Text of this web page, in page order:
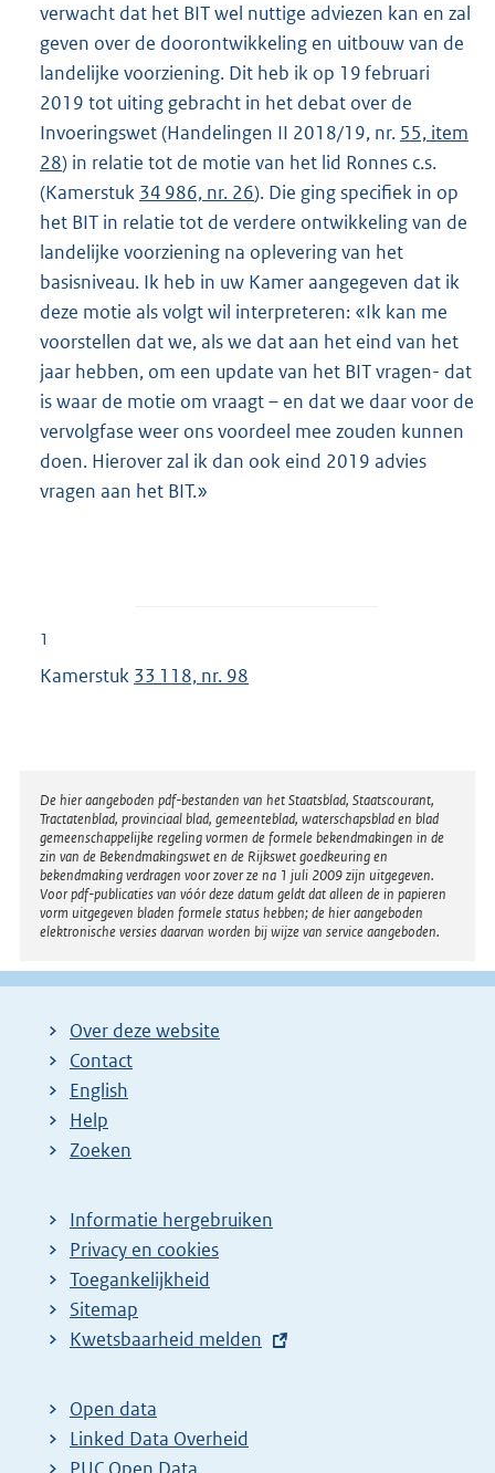
verwacht dat het BIT wel nuttige adviezen kan en zal
geven over de doorontwikkeling en uitbouw van de
landelijke voorziening. Dit heb ik op 19 februari
2019 tot uiting gebracht in het debat over de
Invoeringswet (Handelingen II 2018/19, nr. 55, item
28) in relatie tot de motie van het lid Ronnes c.s.
(Kamerstuk 34 986, nr. 26). Die ging specifiek in op
het BIT in relatie tot de verdere ontwikkeling van de
landelijke voorziening na oplevering van het
basisniveau. Ik heb in uw Kamer aangegeven dat ik
deze motie als volgt wil interpreteren: «Ik kan me
voorstellen dat we, als we dat aan het eind van het
jaar hebben, om een update van het BIT vragen- dat
is waar de motie om vraagt – en dat we daar voor de
vervolgfase weer ons voordeel mee zouden kunnen
doen. Hierover zal ik dan ook eind 2019 advies
vragen aan het BIT.»
1
Kamerstuk 33 118, nr. 98
Disclaimer
De hier aangeboden pdf-bestanden van het Staatsblad, Staatscourant,
Tractatenblad, provinciaal blad, gemeenteblad, waterschapsblad en blad
gemeenschappelijke regeling vormen de formele bekendmakingen in de
zin van de Bekendmakingswet en de Rijkswet goedkeuring en
bekendmaking verdragen voor zover ze na 1 juli 2009 zijn uitgegeven.
Voor pdf-publicaties van vóór deze datum geldt dat alleen de in papieren
vorm uitgegeven bladen formele status hebben; de hier aangeboden
elektronische versies daarvan worden bij wijze van service aangeboden.
Over deze website
Contact
English
Help
Zoeken
Informatie hergebruiken
Privacy en cookies
Toegankelijkheid
Sitemap
E
t
e
r
Kwetsbaarheid melden
Open data
Linked Data Overheid